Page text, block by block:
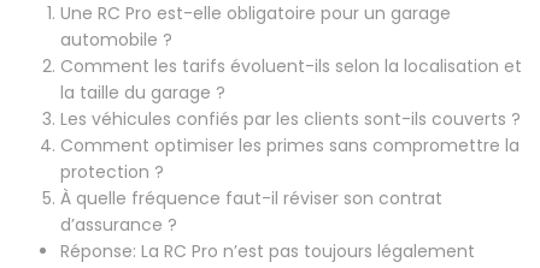
Une RC Pro est-elle obligatoire pour un garage
automobile ?
Comment les tarifs évoluent-ils selon la localisation et
la taille du garage ?
Les véhicules confiés par les clients sont-ils couverts ?
Comment optimiser les primes sans compromettre la
protection ?
À quelle fréquence faut-il réviser son contrat
d’assurance ?
Réponse: La RC Pro n’est pas toujours légalement